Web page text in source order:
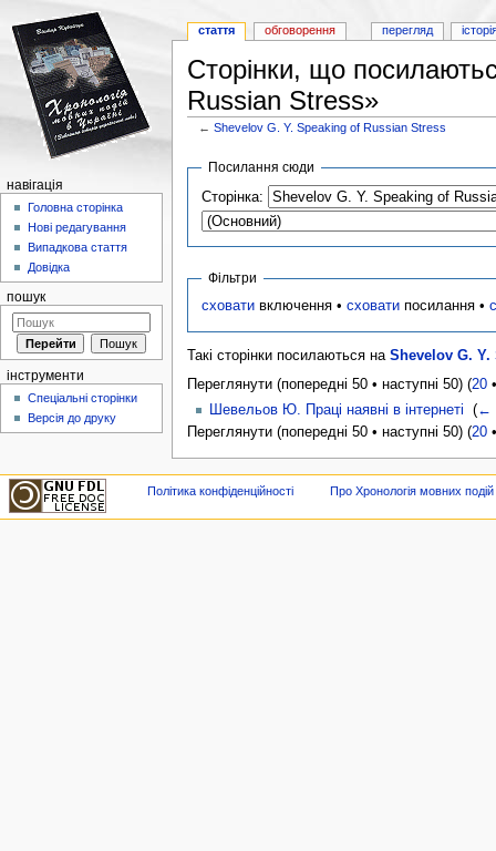
Сторінки, що
Russian Stress»
←Shevelov G. Y. Speaking of Russian Stress
Посилання сюди
Сторінка:
Фільтри
сховати включення •сховати посилання •
Такі сторінки посилаються на Shevelov G.
Переглянути (попередні 50 • наступні 50) (20
Шевельов Ю. Праці наявні в інтернеті
(←
Переглянути (попередні 50 • наступні 50) (20
стаття обговорення перегляд
навігація
Головна сторінка
Нові редагування
Випадкова стаття
Довідка
пошук
інструменти
Спеціальні сторінки
Версія до друку
Політика конфіденційності Про Хронологія мовних подій